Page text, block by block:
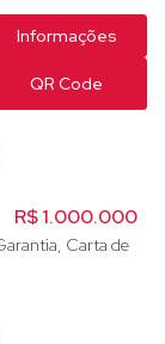
Informações
QR Code
R$1.000.000
Carta de